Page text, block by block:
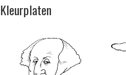
Kleurplaten